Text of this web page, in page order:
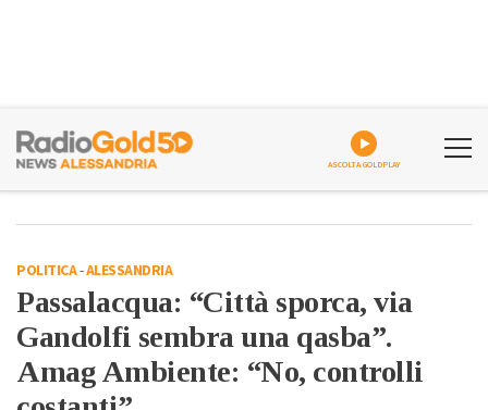
ASCOLTA GOLDPLAY
POLITICA-ALESSANDRIA
Passalacqua: “Città sporca, via
Gandolfi sembra una qasba”.
Amag Ambiente: “No, controlli